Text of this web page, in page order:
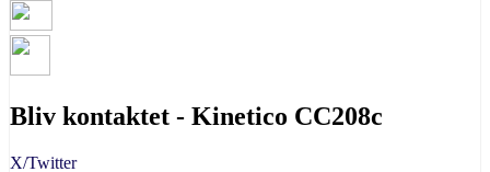
Bliv kontaktet - Kinetico CC208c
X/Twitter